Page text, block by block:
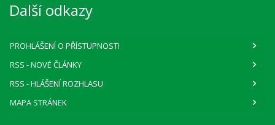
Další odkazy
PROHLÁŠENÍ O PŘÍSTUPNOSTI
RSS - NOVÉ ČLÁNKY
RSS - HLÁŠENÍ ROZHLASU
MAPA STRÁNEK